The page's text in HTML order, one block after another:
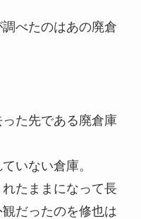
べたのはあの廃倉
た先である廃倉庫
いない倉庫。
たままになって長
だったのを修也は